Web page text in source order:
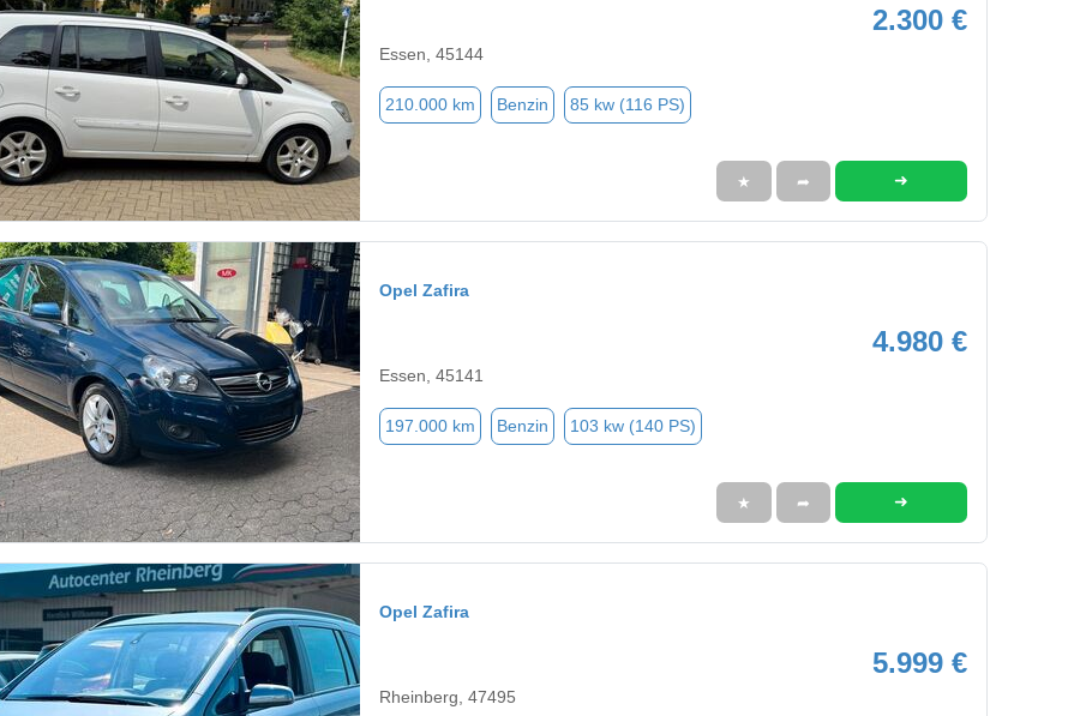
2.300 €
Essen, 45144
210.000 km Benzin 85 kw (116 PS)
★ ➦ ➜
Opel Zafira
4.980 €
Essen, 45141
197.000 km Benzin 103 kw (140 PS)
★ ➦ ➜
Opel Zafira
5.999 €
Rheinberg, 47495